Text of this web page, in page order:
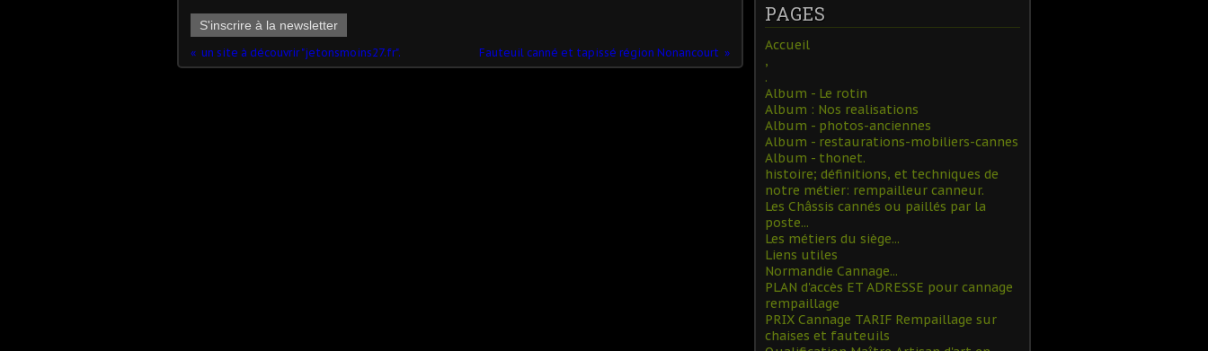
S'inscrire à la newsletter
un site à découvrir "jetonsmoins27.fr". Fauteuil canné et tapissé région Nonancourt
PAGES
Accueil
,
.
Album - Le rotin
Album : Nos realisations
Album - photos-anciennes
Album - restaurations-mobiliers-cannes
Album - thonet.
histoire; définitions, et techniques de
notre métier: rempailleur canneur.
Les Châssis cannés ou paillés par la
poste...
Les métiers du siège...
Liens utiles
Normandie Cannage...
PLAN d'accès ET ADRESSE pour cannage
rempaillage
PRIX Cannage TARIF Rempaillage sur
chaises et fauteuils